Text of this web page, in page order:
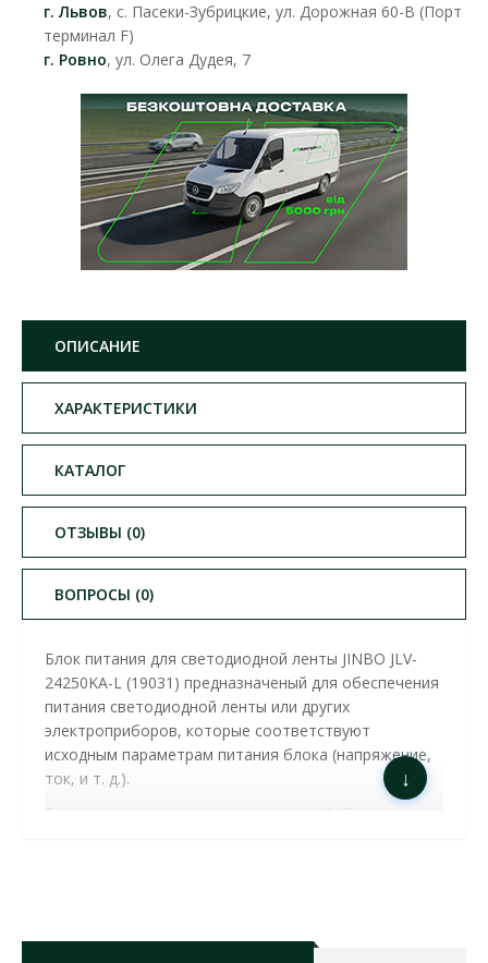
г. Львов, с. Пасеки-Зубрицкие, ул. Дорожная 60-В (Порт
терминал F)
г. Ровно, ул. Олега Дудея, 7
ОПИСАНИЕ
ХАРАКТЕРИСТИКИ
КАТАЛОГ
ОТЗЫВЫ (0)
ВОПРОСЫ (0)
Блок питания для светодиодной ленты JINBO JLV-
24250KA-L (19031) предназначеный для обеспечения
питания светодиодной ленты или других
электроприборов, которые соответствуют
исходным параметрам питания блока (напряжение,
ток, и т. д.).
Блоки питания со степенью защиты IP67 защищены
↓